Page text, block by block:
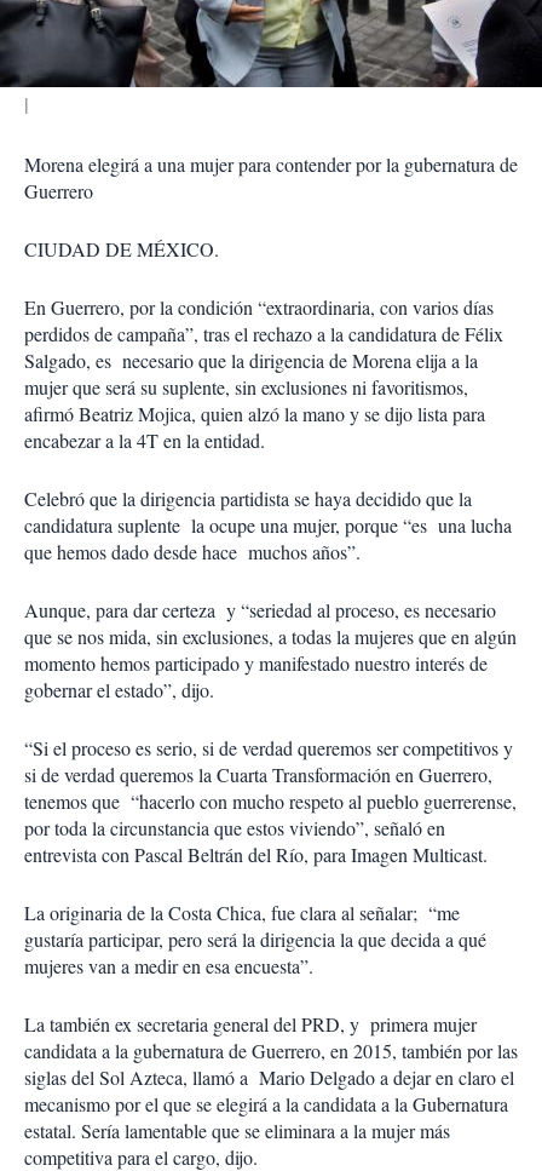
i
Morena elegirá a una mujer para contender por la gubernatura de
Guerrero
CIUDAD DE MÉXICO.
En Guerrero, por la condición “extraordinaria, con varios días
perdidos de campaña”, tras el rechazo a la candidatura de Félix
Salgado, es necesario que la dirigencia de Morena elija a la
mujer que será su suplente, sin exclusiones ni favoritismos,
afirmó Beatriz Mojica, quien alzó la mano y se dijo lista para
encabezar a la 4T en la entidad.
Celebró que la dirigencia partidista se haya decidido que la
candidatura suplente la ocupe una mujer, porque “es una lucha
que hemos dado desde hace muchos años”.
Aunque, para dar certeza y “seriedad al proceso, es necesario
que se nos mida, sin exclusiones, a todas la mujeres que en algún
momento hemos participado y manifestado nuestro interés de
gobernar el estado”, dijo.
“Si el proceso es serio, si de verdad queremos ser competitivos y
si de verdad queremos la Cuarta Transformación en Guerrero,
tenemos que “hacerlo con mucho respeto al pueblo guerrerense,
por toda la circunstancia que estos viviendo”, señaló en
entrevista con Pascal Beltrán del Río, para Imagen Multicast.
La originaria de la Costa Chica, fue clara al señalar; “me
gustaría participar, pero será la dirigencia la que decida a qué
mujeres van a medir en esa encuesta”.
La también ex secretaria general del PRD, y primera mujer
candidata a la gubernatura de Guerrero, en 2015, también por las
siglas del Sol Azteca, llamó a Mario Delgado a dejar en claro el
mecanismo por el que se elegirá a la candidata a la Gubernatura
estatal. Sería lamentable que se eliminara a la mujer más
competitiva para el cargo, dijo.